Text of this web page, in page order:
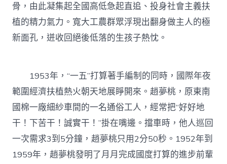
骨，由此凝集起全國高低急起直追、投身社會主義扶
植的精力氣力。寬大工農群眾浮現出翻身做主人的極
新面孔，迸收回絕後低落的生孩子熱忱。
1953年，“一五”打算著手編制的同時，國際年夜
範圍經濟扶植熱火朝天地展睜開來。趙夢桃，原東南
國棉一廠細紗車間的一名通俗工人，經常把“好好地
干！下苦干！誠實干！”掛在嘴邊。擋車時，他人巡回
一次需求3到5分鐘，趙夢桃只用2分50秒。1952年到
1959年，趙夢桃發明了月月完成國度打算的進步前輩